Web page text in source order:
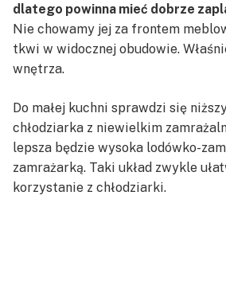
dlatego powinna mieć dobrze
Nie chowamy jej za frontem
tkwi w widocznej obudowie.
wnętrza.
Do małej kuchni sprawdzi się
chłodziarka z niewielkim
lepsza będzie wysoka lodówko-
zamrażarką. Taki układ zwykle
korzystanie z chłodziarki.